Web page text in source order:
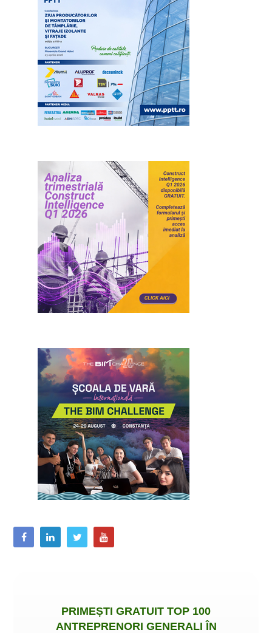
PRIMEȘTI GRATUIT TOP 100
ANTREPRENORI GENERALI ÎN